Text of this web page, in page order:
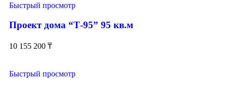
Быстрый просмотр
Проект дома “Т-95” 95 кв.м
10 155 200 ₸
Быстрый просмотр